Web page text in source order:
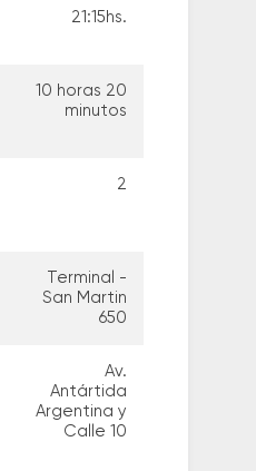
21:15hs.
10 horas 20
minutos
2
Terminal -
San Martin
650
Av.
Antártida
Argentina y
Calle 10